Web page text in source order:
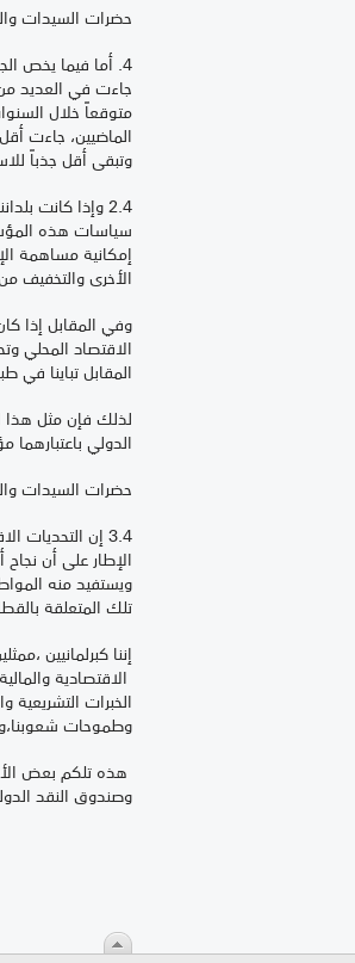
حضرات السيدات
4. أما فيما يخص
جاءت في العديد من
متوقعاً خلال
الماضيين، جاءت
وتبقى أقل جذباً
2.4 وإذا كانت
سياسات هذه
إمكانية مساهمة
الأخرى والتخفيف
وفي المقابل إذا
الاقتصاد المحلي
المقابل تباينا في
لذلك فإن مثل هذا
الدولي
حضرات السيدات
3.4 إن
الإطار على أن
ويستفيد منه
تلك المتعلقة
إننا كبرلمانيين
الاقتصادية
الخبرات
وطموحات
هذه تلكم بعض
وصندوق النقد
وشكرا على